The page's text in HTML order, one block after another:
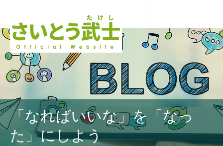
「なればいいな」を「なっ
た」にしよう